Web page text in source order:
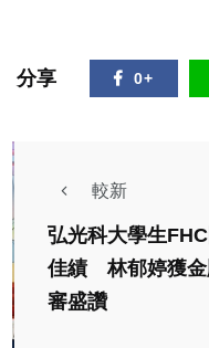
分享 0+
較新
弘光科大學生
佳績 林郁婷獲金
審盛讚